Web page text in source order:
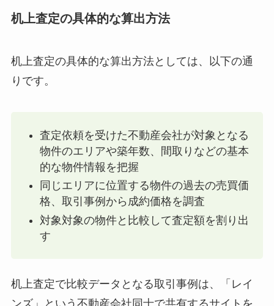
机上査定の具体的な算出方法
机上査定の具体的な算出方法としては、以下の通
りです。
査定依頼を受けた不動産会社が対象となる
物件のエリアや築年数、間取りなどの基本
的な物件情報を把握
同じエリアに位置する物件の過去の売買価
格、取引事例から成約価格を調査
対象対象の物件と比較して査定額を割り出
す
机上査定で比較データとなる取引事例は、「レイ